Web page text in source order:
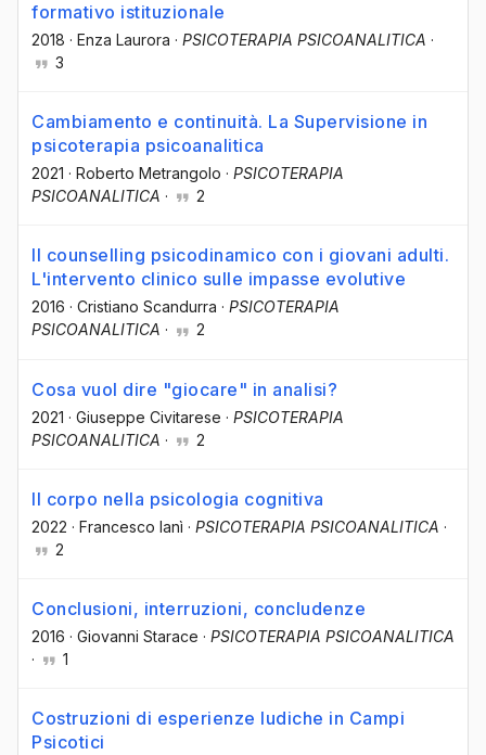
formativo istituzionale
2018 · Enza Laurora · PSICOTERAPIA PSICOANALITICA ·
3
Cambiamento e continuità. La Supervisione in
psicoterapia psicoanalitica
2021 · Roberto Metrangolo · PSICOTERAPIA
PSICOANALITICA · 2
Il counselling psicodinamico con i giovani adulti.
L'intervento clinico sulle impasse evolutive
2016 · Cristiano Scandurra · PSICOTERAPIA
PSICOANALITICA · 2
Cosa vuol dire "giocare" in analisi?
2021 · Giuseppe Civitarese · PSICOTERAPIA
PSICOANALITICA · 2
Il corpo nella psicologia cognitiva
2022 · Francesco Ianì · PSICOTERAPIA PSICOANALITICA ·
2
Conclusioni, interruzioni, concludenze
2016 · Giovanni Starace · PSICOTERAPIA PSICOANALITICA
·
1
Costruzioni di esperienze ludiche in Campi
Psicotici